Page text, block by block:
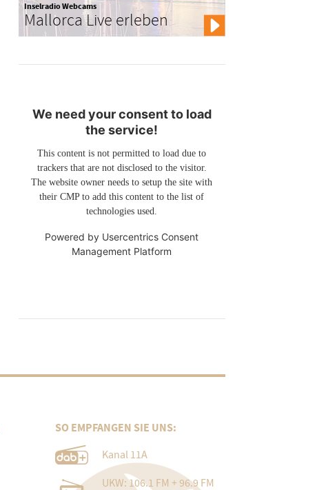
Inselradio Webcams
Mallorca Live erleben
We need your consent to load
the service!
This content is not permitted to load due to
trackers that are not disclosed to the visitor.
The website owner needs to setup the site with
their CMP to add this content to the list of
technologies used.
Powered by Usercentrics Consent
Management Platform
SO EMPFANGEN SIE UNS:
Kanal 11A
UKW: 106.1 FM + 96.9 FM